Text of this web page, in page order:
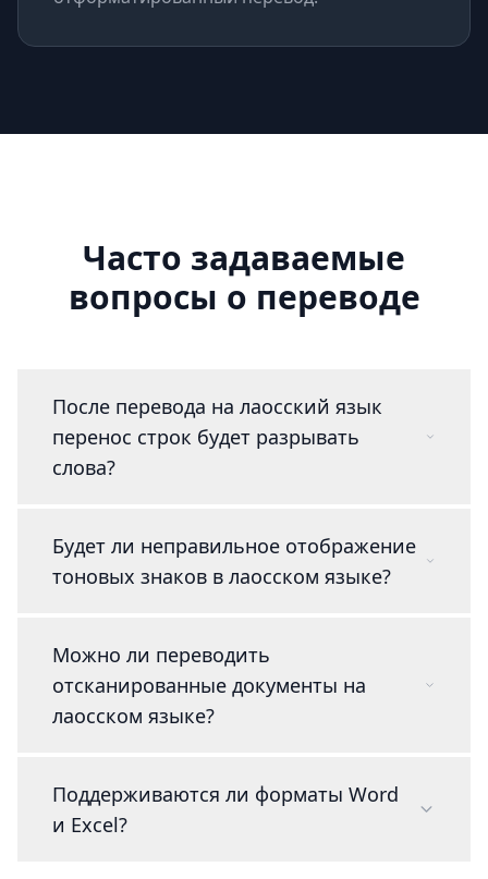
Часто задаваемые
вопросы о переводе
После перевода на лаосский язык
перенос строк будет разрывать
слова?
Будет ли неправильное отображение
тоновых знаков в лаосском языке?
Можно ли переводить
отсканированные документы на
лаосском языке?
Поддерживаются ли форматы Word
и Excel?